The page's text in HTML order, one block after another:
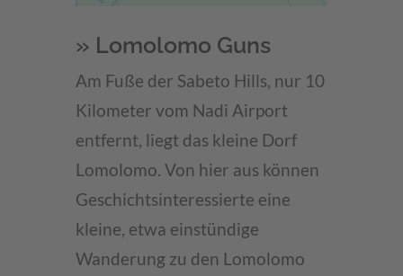
Management Platform
» Lomolomo Guns
Am Fuße der Sabeto Hills, nur 10
Kilometer vom Nadi Airport
entfernt, liegt das kleine Dorf
Lomolomo. Von hier aus können
Geschichtsinteressierte eine
kleine, etwa einstündige
Wanderung zu den Lomolomo